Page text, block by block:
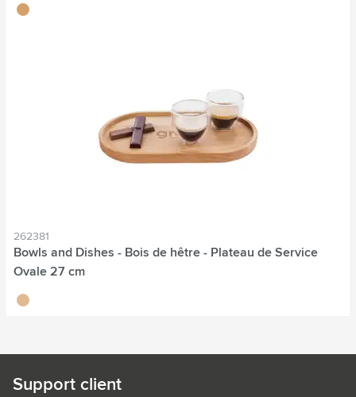
brun bois
262381
Bowls and Dishes - Bois de hêtre - Plateau de Service
Ovale 27 cm
brun
Support client